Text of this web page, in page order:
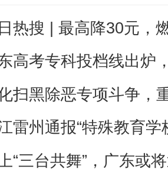
指导的自然资源重
握的业务知识要点
提高了基层干部群
运用水平，对打通
率利用“最后一公